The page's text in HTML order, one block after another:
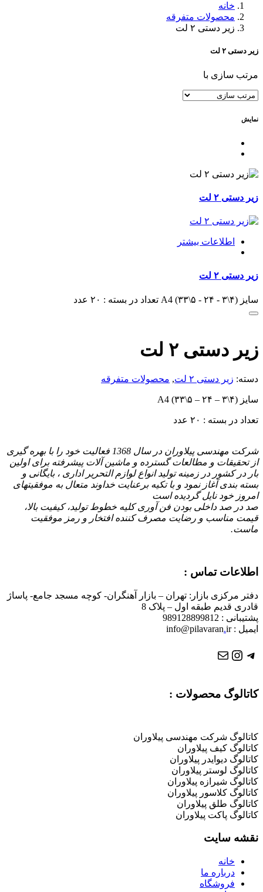
خانه
محصولات متفرقه
زیر دستی ۲ لت
زیر دستی ۲ لت
مرتب سازی با
نمایش
زیر دستی ۲ لت
اطلاعات بیشتر
زیر دستی ۲ لت
سایز A4 (۳۳\۵ - ۲۴ - ۳\۴) تعداد در بسته : ۲۰ عدد
زیر دستی ۲ لت
دسته: زیر دستی ۲ لت , محصولات متفرقه
سایز A4 (۳۳\۵ – ۲۴ – ۳\۴)
تعداد در بسته : ۲۰ عدد
شرکت مهندسی پیلاوران در سال 1368 فعالیت خود را با بهره گیری
از تحقیقات و مطالعات گسترده و ماشین آلات پیشرفته برای اولین
بار در کشور در زمینه تولید انواع لوازم التحریر اداری ، بایگانی و
بسته بندی آغاز نمود و با تكیه برعنایت خداوند متعال به موفقیتهای
امروز خود نایل گردیده است
صد در صد داخلی بودن فن آوری کلیه خطوط تولید، کیفیت بالا،
قیمت مناسب و رضایت مصرف کننده افتخار و رمز موفقیت
ماست.
اطلاعات تماس :
دفتر مرکزی بازار: تهران – بازار آهنگران- کوچه مسجد جامع- پاساژ
قادری قدیم طبقه اول – پلاک 8
پشتیبانی : 989128899812
ایمیل : info@pilavaran .ir
تلگرام
اینستاگرم
ایمیل
کاتالوگ محصولات :
کاتالوگ شرکت مهندسی پیلاوران
کاتالوگ کیف پیلاوران
کاتالوگ دیوایدر پیلاوران
کاتالوگ لوستر پیلاوران
کاتالوگ شیرازه پیلاوران
کاتالوگ کلاسور پیلاوران
کاتالوگ طلق پیلاوران
کاتالوگ پاکت پیلاوران
نقشه سایت
خانه
درباره ما
فروشگاه